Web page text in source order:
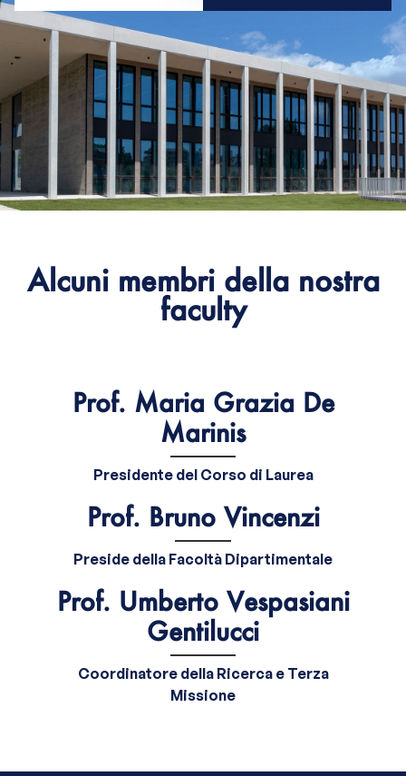
Alcuni membri della nostra
faculty
Prof. Maria Grazia De
Marinis
Presidente del Corso di Laurea
Prof. Bruno Vincenzi
Preside della Facoltà Dipartimentale
Prof. Umberto Vespasiani
Gentilucci
Coordinatore della Ricerca e Terza
Missione